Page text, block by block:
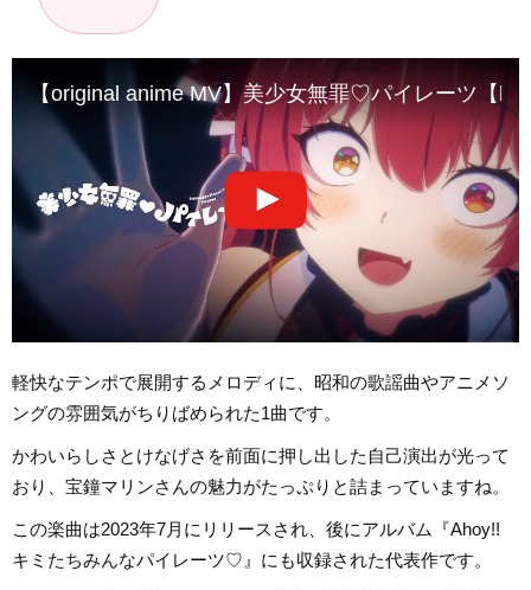
【original anime MV】美少女無罪♡パイレーツ【
軽快なテンポで展開するメロディに、昭和の歌謡曲やアニメソ
ングの雰囲気がちりばめられた1曲です。
かわいらしさとけなげさを前面に押し出した自己演出が光って
おり、宝鐘マリンさんの魅力がたっぷりと詰まっていますね。
この楽曲は2023年7月にリリースされ、後にアルバム『Ahoy!!
キミたちみんなパイレーツ♡』にも収録された代表作です。